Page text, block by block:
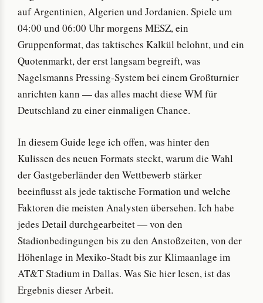
auf Argentinien, Algerien und Jordanien. Spiele um
04:00 und 06:00 Uhr morgens MESZ, ein
Gruppenformat, das taktisches Kalkül belohnt, und ein
Quotenmarkt, der erst langsam begreift, was
Nagelsmanns Pressing-System bei einem Großturnier
anrichten kann — das alles macht diese WM für
Deutschland zu einer einmaligen Chance.
In diesem Guide lege ich offen, was hinter den
Kulissen des neuen Formats steckt, warum die Wahl
der Gastgeberländer den Wettbewerb stärker
beeinflusst als jede taktische Formation und welche
Faktoren die meisten Analysten übersehen. Ich habe
jedes Detail durchgearbeitet — von den
Stadionbedingungen bis zu den Anstoßzeiten, von der
Höhenlage in Mexiko-Stadt bis zur Klimaanlage im
AT&T Stadium in Dallas. Was Sie hier lesen, ist das
Ergebnis dieser Arbeit.